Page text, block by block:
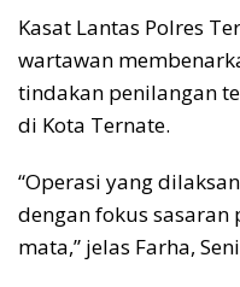
Kasat Lantas Polres
wartawan
tindakan penilangan
di Kota Ternate.
“Operasi yang
dengan fokus
mata,” jelas Farha,